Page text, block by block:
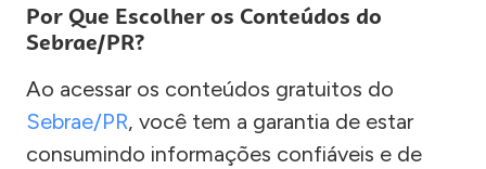
Por Que Escolher os Conteúdos do
Sebrae/PR?
Ao acessar os conteúdos gratuitos do
Sebrae/PR, você tem a garantia de estar
consumindo informações confiáveis e de